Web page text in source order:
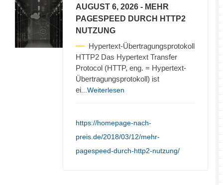
AUGUST 6, 2026 - MEHR
PAGESPEED DURCH HTTP2
NUTZUNG
Hypertext-Übertragungsprotokoll
HTTP2 Das Hypertext Transfer
Protocol (HTTP, eng. = Hypertext-
Übertragungsprotokoll) ist
ei ...Weiterlesen
https://homepage-nach-
preis.de/2018/03/12/mehr-
pagespeed-durch-http2-nutzung/